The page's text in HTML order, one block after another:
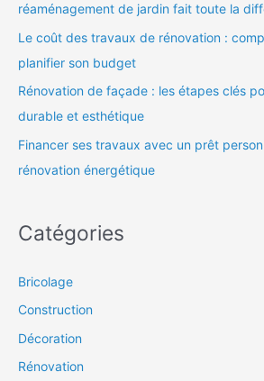
réaménagement de jardin fait toute la
Le coût des travaux de rénovation :
planifier son budget
Rénovation de façade : les étapes clés
durable et esthétique
Financer ses travaux avec un prêt
rénovation énergétique
Catégories
Bricolage
Construction
Décoration
Rénovation